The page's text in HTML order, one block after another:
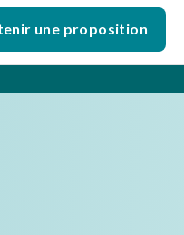
une proposition